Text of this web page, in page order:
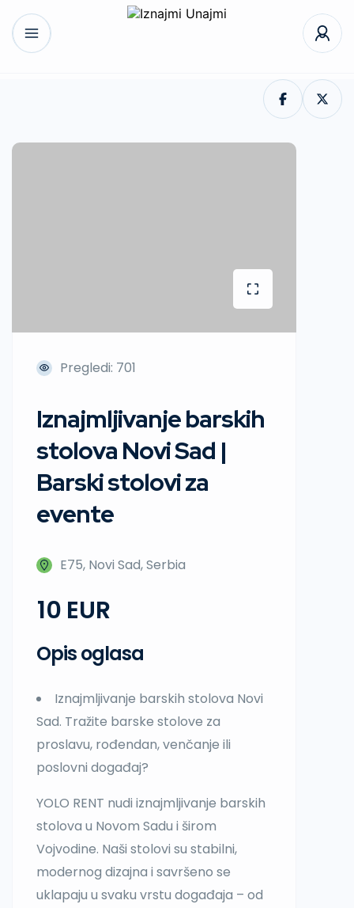
Pregledi: 701
Iznajmljivanje barskih
stolova Novi Sad |
Barski stolovi za
evente
E75, Novi Sad, Serbia
10
Opis oglasa
Iznajmljivanje barskih stolova Novi
Sad. Tražite barske stolove za
proslavu, rođendan, venčanje ili
poslovni događaj?
YOLO RENT nudi iznajmljivanje barskih
stolova u Novom Sadu i širom
Vojvodine. Naši stolovi su stabilni,
modernog dizajna i savršeno se
uklapaju u svaku vrstu događaja – od